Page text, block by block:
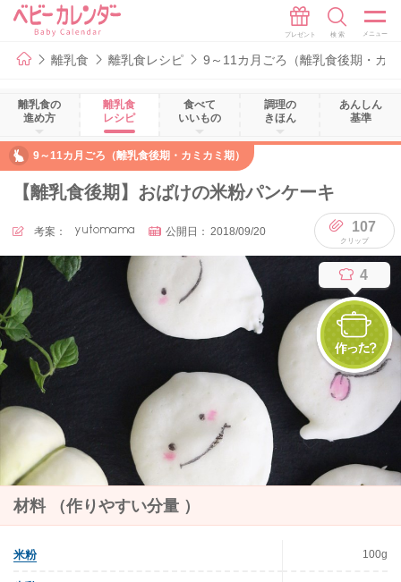
離乳食 離乳食レシピ 9～11カ月ごろ（離乳食後期・カ
離乳食の
進め方
離乳食
レシピ
食べて
いいもの
調理の
きほん
あんしん
基準
9～11カ月ごろ（離乳食後期・カミカミ期）
【離乳食後期】おばけの米粉パンケーキ
考案： yutomama 公開日： 2018/09/20 107
4
材料 （作りやすい分量 ）
米粉 100g